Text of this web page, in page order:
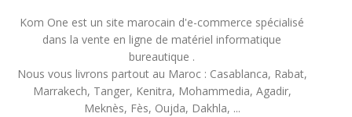
Kom One est un site marocain d'e-commerce spécialisé
dans la vente en ligne de matériel informatique
bureautique .
Nous vous livrons partout au Maroc : Casablanca, Rabat,
Marrakech, Tanger, Kenitra, Mohammedia, Agadir,
Meknès, Fès, Oujda, Dakhla, ...